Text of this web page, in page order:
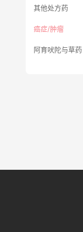
其他处方药
癌症/肿瘤
阿育吠陀与草药